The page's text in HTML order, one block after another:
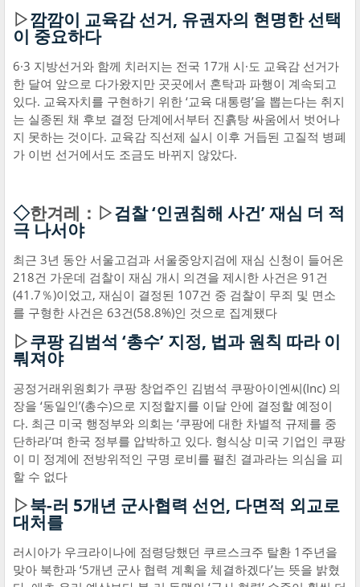
▷깜깜이 교육감 선거, 유권자의 현명한 선택
이 중요하다
6·3 지방선거와 함께 치러지는 전국 17개 시·도 교육감 선거가
한 달여 앞으로 다가왔지만 곳곳에서 혼탁과 파행이 계속되고
있다. 교육자치를 구현하기 위한 ‘교육 대통령’을 뽑는다는 취지
는 실종된 채 후보 결정 단계에서부터 진흙탕 싸움에서 벗어나
지 못하는 것이다. 교육감 직선제 실시 이후 거듭된 고질적 병폐
가 이번 선거에서도 조금도 바뀌지 않았다.
◇한겨레：▷검찰 ‘인권침해 사건’ 재심 더 적
극 나서야
최근 3년 동안 서울고검과 서울중앙지검에 재심 신청이 들어온
218건 가운데 검찰이 재심 개시 의견을 제시한 사건은 91건
(41.7％)이었고, 재심이 결정된 107건 중 검찰이 무죄 및 면소
를 구형한 사건은 63건(58.8%)인 것으로 집계됐다
▷쿠팡 김범석 ‘총수’ 지정, 법과 원칙 따라 이
뤄져야
공정거래위원회가 쿠팡 창업주인 김범석 쿠팡아이엔씨(Inc) 의
장을 ‘동일인’(총수)으로 지정할지를 이달 안에 결정할 예정이
다. 최근 미국 행정부와 의회는 ‘쿠팡에 대한 차별적 규제를 중
단하라’며 한국 정부를 압박하고 있다. 형식상 미국 기업인 쿠팡
이 미 정계에 전방위적인 구명 로비를 펼친 결과라는 의심을 피
할 수 없다
▷북-러 5개년 군사협력 선언, 다면적 외교로
대처를
러시아가 우크라이나에 점령당했던 쿠르스크주 탈환 1주년을
맞아 북한과 ‘5개년 군사 협력 계획을 체결하겠다’는 뜻을 밝혔